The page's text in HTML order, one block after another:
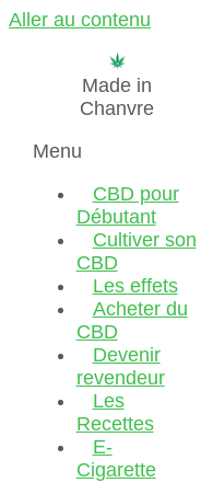
Aller au contenu
Made in
Chanvre
Menu
CBD pour
Débutant
Cultiver son
CBD
Les effets
Acheter du
CBD
Devenir
revendeur
Les
Recettes
E-
Cigarette